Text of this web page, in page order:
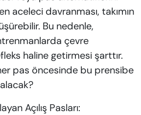
aceleci davranması, takımın
Bu nedenle,
çevre
haline getirmesi şarttır.
pas öncesinde bu prensibe
Açılış Pasları: